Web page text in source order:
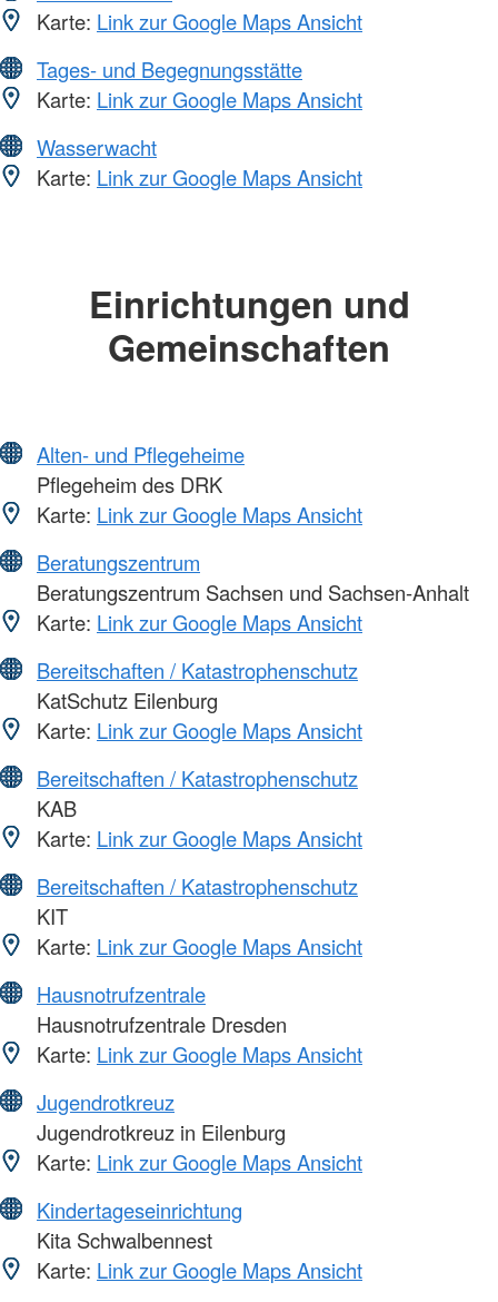
Karte: Link zur Google Maps Ansicht
Tages- und Begegnungsstätte
Karte: Link zur Google Maps Ansicht
Wasserwacht
Karte: Link zur Google Maps Ansicht
Einrichtungen und
Gemeinschaften
Alten- und Pflegeheime
Pflegeheim des DRK
Karte: Link zur Google Maps Ansicht
Beratungszentrum
Beratungszentrum Sachsen und Sachsen-Anhalt
Karte: Link zur Google Maps Ansicht
Bereitschaften / Katastrophenschutz
KatSchutz Eilenburg
Karte: Link zur Google Maps Ansicht
Bereitschaften / Katastrophenschutz
KAB
Karte: Link zur Google Maps Ansicht
Bereitschaften / Katastrophenschutz
KIT
Karte: Link zur Google Maps Ansicht
Hausnotrufzentrale
Hausnotrufzentrale Dresden
Karte: Link zur Google Maps Ansicht
Jugendrotkreuz
Jugendrotkreuz in Eilenburg
Karte: Link zur Google Maps Ansicht
Kindertageseinrichtung
Kita Schwalbennest
Karte: Link zur Google Maps Ansicht